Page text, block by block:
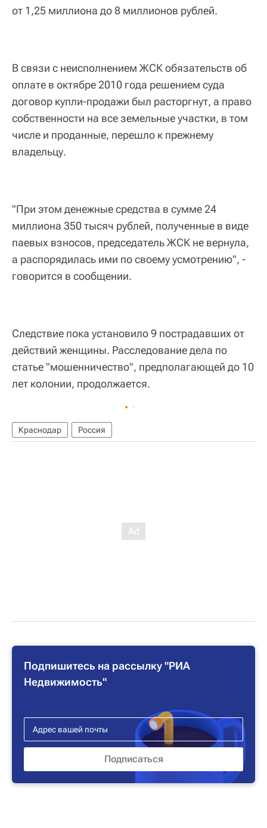
от 1,25 миллиона до 8 миллионов рублей.
В связи с неисполнением ЖСК обязательств об
оплате в октябре 2010 года решением суда
договор купли-продажи был расторгнут, а право
собственности на все земельные участки, в том
числе и проданные, перешло к прежнему
владельцу.
"При этом денежные средства в сумме 24
миллиона 350 тысяч рублей, полученные в виде
паевых взносов, председатель ЖСК не вернула,
а распорядилась ими по своему усмотрению", -
говорится в сообщении.
Следствие пока установило 9 пострадавших от
действий женщины. Расследование дела по
статье "мошенничество", предполагающей до 10
лет колонии, продолжается.
Краснодар Россия
Подпишитесь на рассылку "РИА
Недвижимость"